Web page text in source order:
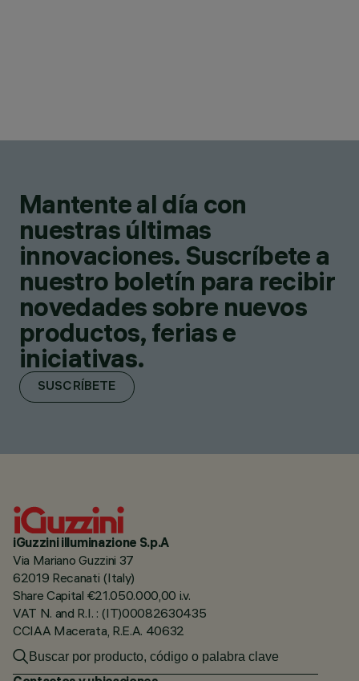
Mantente al día con
nuestras últimas
innovaciones. Suscríbete a
nuestro boletín para recibir
novedades sobre nuevos
productos, ferias e
iniciativas.
SUSCRÍBETE
iGuzzini illuminazione S.p.A
Via Mariano Guzzini 37
62019 Recanati (Italy)
Share Capital €21.050.000,00 i.v.
VAT N. and R.I. : (IT)00082630435
CCIAA Macerata, R.E.A. 40632